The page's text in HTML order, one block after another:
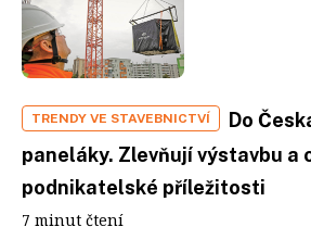
TRENDY VE STAVEBNICTVÍ
Do
paneláky. Zlevňují výstavbu a
podnikatelské příležitosti
7 minut čtení